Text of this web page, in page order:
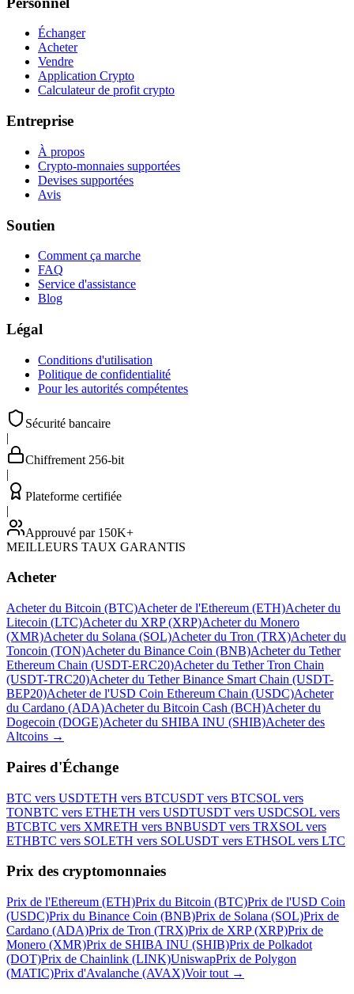
Échanger
Acheter
Vendre
Application Crypto
Calculateur de profit crypto
Entreprise
À propos
Crypto-monnaies supportées
Devises supportées
Avis
Soutien
Comment ça marche
FAQ
Service d'assistance
Blog
Légal
Conditions d'utilisation
Politique de confidentialité
Pour les autorités compétentes
Sécurité bancaire
|
Chiffrement 256-bit
|
Plateforme certifiée
|
Approuvé par 150K+
MEILLEURS TAUX GARANTIS
Acheter
Acheter du Bitcoin (BTC)Acheter de l'Ethereum (ETH)Acheter du
Litecoin (LTC)Acheter du XRP (XRP)Acheter du Monero
(XMR)Acheter du Solana (SOL)Acheter du Tron (TRX)Acheter du
Toncoin (TON)Acheter du Binance Coin (BNB)Acheter du Tether
Ethereum Chain (USDT-ERC20)Acheter du Tether Tron Chain
(USDT-TRC20)Acheter du Tether Binance Smart Chain (USDT-
BEP20)Acheter de l'USD Coin Ethereum Chain (USDC)Acheter
du Cardano (ADA)Acheter du Bitcoin Cash (BCH)Acheter du
Dogecoin (DOGE)Acheter du SHIBA INU (SHIB)Acheter des
Altcoins →
Paires d'Échange
BTC vers USDTETH vers BTCUSDT vers BTCSOL vers
TONBTC vers ETHETH vers USDTUSDT vers USDCSOL vers
BTCBTC vers XMRETH vers BNBUSDT vers TRXSOL vers
ETHBTC vers SOLETH vers SOLUSDT vers ETHSOL vers LTC
Prix des cryptomonnaies
Prix de l'Ethereum (ETH)Prix du Bitcoin (BTC)Prix de l'USD Coin
(USDC)Prix du Binance Coin (BNB)Prix de Solana (SOL)Prix de
Cardano (ADA)Prix de Tron (TRX)Prix de XRP (XRP)Prix de
Monero (XMR)Prix de SHIBA INU (SHIB)Prix de Polkadot
(DOT)Prix de Chainlink (LINK)UniswapPrix de Polygon
(MATIC)Prix d'Avalanche (AVAX)Voir tout →